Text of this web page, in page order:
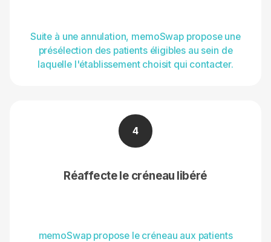
Suite à une annulation, memoSwap propose une
présélection des patients éligibles au sein de
laquelle l'établissement choisit qui contacter.
4
Réaffecte le créneau libéré
memoSwap propose le créneau aux patients